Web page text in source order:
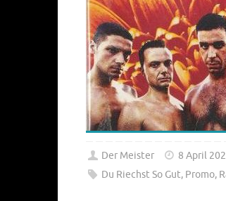
Der Meister 8 April
Du Riechst So Gut, Promo,